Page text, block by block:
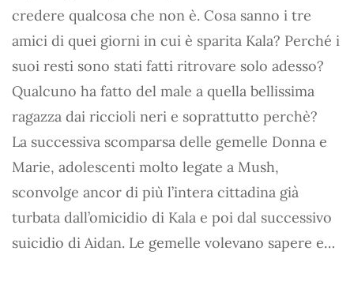
credere qualcosa che non è. Cosa sanno i tre
amici di quei giorni in cui è sparita Kala? Perché i
suoi resti sono stati fatti ritrovare solo adesso?
Qualcuno ha fatto del male a quella bellissima
ragazza dai riccioli neri e soprattutto perchè?
La successiva scomparsa delle gemelle Donna e
Marie, adolescenti molto legate a Mush,
sconvolge ancor di più l’intera cittadina già
turbata dall’omicidio di Kala e poi dal successivo
suicidio di Aidan. Le gemelle volevano sapere e…